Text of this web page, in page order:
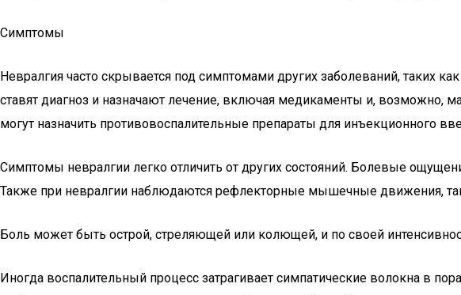
Симптомы
Невралгия часто скрывается под симптомами других заболеваний, таких
ставят диагноз и назначают лечение, включая медикаменты и, возможно,
могут назначить противовоспалительные препараты для инъекционного
Симптомы невралгии легко отличить от других состояний. Болевые
Также при невралгии наблюдаются рефлекторные мышечные движения,
Боль может быть острой, стреляющей или колющей, и по своей
Иногда воспалительный процесс затрагивает симпатические волокна в